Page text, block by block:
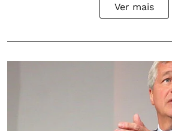
Ver mais